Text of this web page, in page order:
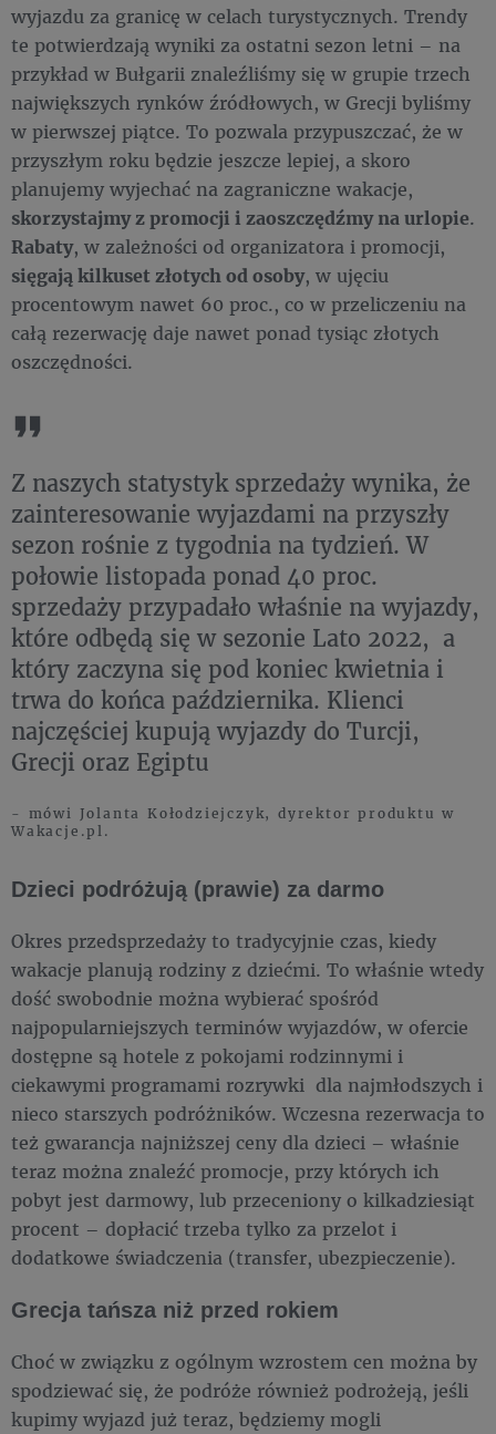
wyjazdu za granicę w celach turystycznych. Trendy
te potwierdzają wyniki za ostatni sezon letni – na
przykład w Bułgarii znaleźliśmy się w grupie trzech
największych rynków źródłowych, w Grecji byliśmy
w pierwszej piątce. To pozwala przypuszczać, że w
przyszłym roku będzie jeszcze lepiej, a skoro
planujemy wyjechać na zagraniczne wakacje,
skorzystajmy z promocji i zaoszczędźmy na urlopie.
Rabaty, w zależności od organizatora i promocji,
sięgają kilkuset złotych od osoby, w ujęciu
procentowym nawet 60 proc., co w przeliczeniu na
całą rezerwację daje nawet ponad tysiąc złotych
oszczędności.
Z naszych statystyk sprzedaży wynika, że
zainteresowanie wyjazdami na przyszły
sezon rośnie z tygodnia na tydzień. W
połowie listopada ponad 40 proc.
sprzedaży przypadało właśnie na wyjazdy,
które odbędą się w sezonie Lato 2022, a
który zaczyna się pod koniec kwietnia i
trwa do końca października. Klienci
najczęściej kupują wyjazdy do Turcji,
Grecji oraz Egiptu
- mówi Jolanta Kołodziejczyk, dyrektor produktu w
Wakacje.pl.
Dzieci podróżują (prawie) za darmo
Okres przedsprzedaży to tradycyjnie czas, kiedy
wakacje planują rodziny z dziećmi. To właśnie wtedy
dość swobodnie można wybierać spośród
najpopularniejszych terminów wyjazdów, w ofercie
dostępne są hotele z pokojami rodzinnymi i
ciekawymi programami rozrywki dla najmłodszych i
nieco starszych podróżników. Wczesna rezerwacja to
też gwarancja najniższej ceny dla dzieci – właśnie
teraz można znaleźć promocje, przy których ich
pobyt jest darmowy, lub przeceniony o kilkadziesiąt
procent – dopłacić trzeba tylko za przelot i
dodatkowe świadczenia (transfer, ubezpieczenie).
Grecja tańsza niż przed rokiem
Choć w związku z ogólnym wzrostem cen można by
spodziewać się, że podróże również podrożeją, jeśli
kupimy wyjazd już teraz, będziemy mogli